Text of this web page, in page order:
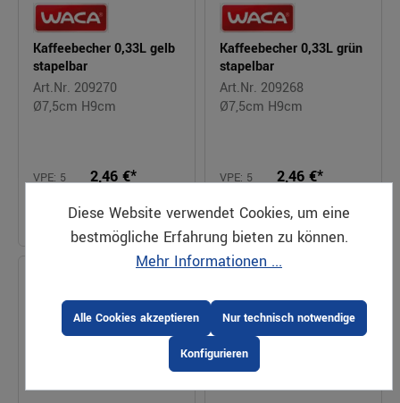
Kaffeebecher 0,33L gelb
stapelbar
Art.Nr. 209270
Ø7,5cm H9cm
VPE: 5
Bestellbar
2,46 €*
zzgl. MwSt.
Kaffeebecher 0,33L grün
stapelbar
Art.Nr. 209268
Ø7,5cm H9cm
VPE: 5
Bestellbar
2,46 €*
zzgl. MwSt.
Diese Website verwendet Cookies, um eine
bestmögliche Erfahrung bieten zu können.
Mehr Informationen ...
Nur technisch notwendige
Konfigurieren
Alle Cookies akzeptieren